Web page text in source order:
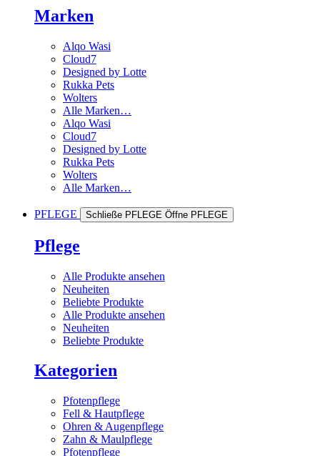
Marken
Alqo Wasi
Cloud7
Designed by Lotte
Rukka Pets
Wolters
Alle Marken…
Alqo Wasi
Cloud7
Designed by Lotte
Rukka Pets
Wolters
Alle Marken…
PFLEGE Schließe PFLEGE Öffne PFLEGE
Pflege
Alle Produkte ansehen
Neuheiten
Beliebte Produkte
Alle Produkte ansehen
Neuheiten
Beliebte Produkte
Kategorien
Pfotenpflege
Fell & Hautpflege
Ohren & Augenpflege
Zahn & Maulpflege
Pfotenpflege